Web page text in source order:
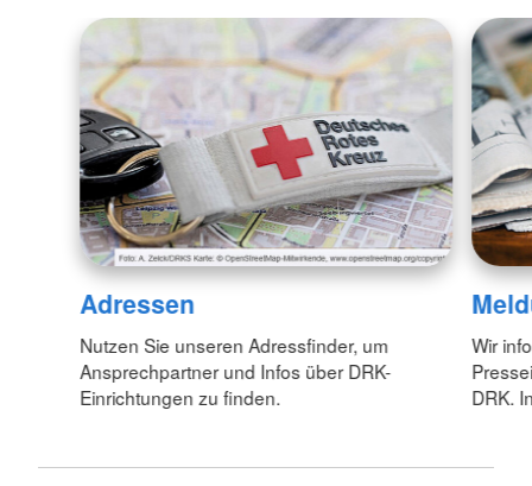
Adressen
Nutzen Sie unseren Adressfinder, um
Ansprechpartner und Infos über DRK-
Einrichtungen zu finden.
Wir
DRK.